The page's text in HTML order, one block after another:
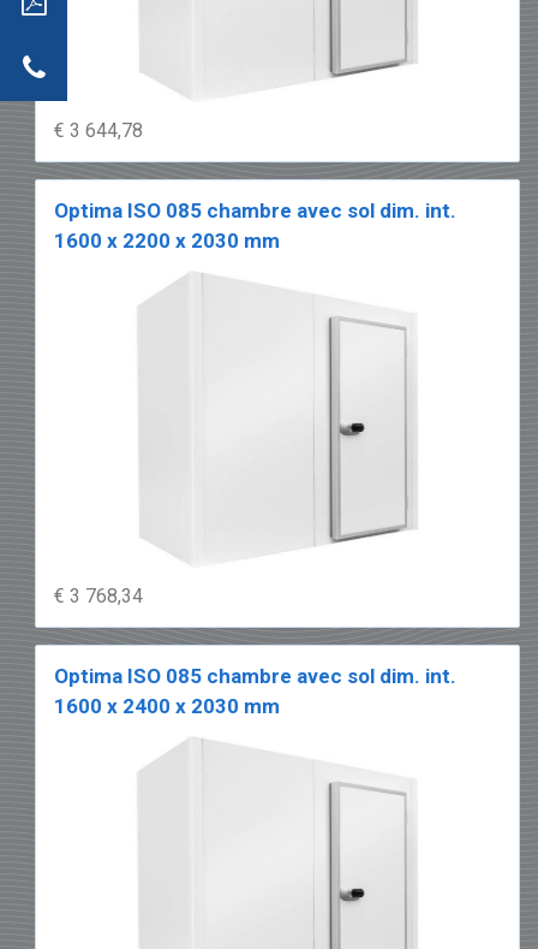
€ 3 644,78
Optima ISO 085 chambre avec sol dim. int.
1600 x 2200 x 2030 mm
€ 3 768,34
Optima ISO 085 chambre avec sol dim. int.
1600 x 2400 x 2030 mm
PDF